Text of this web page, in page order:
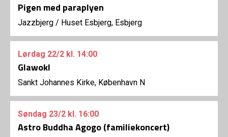
Pigen med paraplyen
Jazzbjerg / Huset Esbjerg, Esbjerg
Lørdag 22/2 kl. 14:00
Glawokl
Sankt Johannes Kirke, København N
Søndag 23/2 kl. 16:00
Astro Buddha Agogo (familiekoncert)